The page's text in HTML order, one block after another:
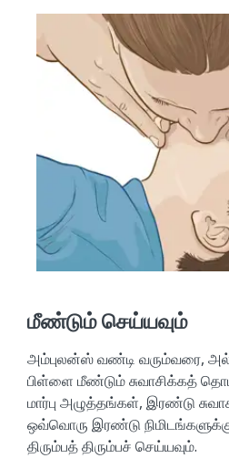
மீண்டும் செய்யவும்
அம்புலன்ஸ் வண்டி வரும்வரை,
பிள்ளை மீண்டும் சுவாசிக்கத்
மார்பு அழுத்தங்கள், இரண்டு
ஒவ்வொரு இரண்டு
திரும்பத் திரும்பச் செய்யவும்.